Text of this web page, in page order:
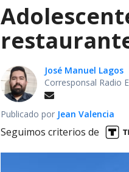
José Manuel Lagos
Corresponsal Radio
Publicado por Jean Valencia
Seguimos criterios de